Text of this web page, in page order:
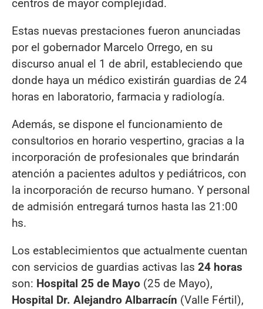
centros de mayor complejidad.
Estas nuevas prestaciones fueron anunciadas
por el gobernador Marcelo Orrego, en su
discurso anual el 1 de abril, estableciendo que
donde haya un médico existirán guardias de 24
horas en laboratorio, farmacia y radiología.
Además, se dispone el funcionamiento de
consultorios en horario vespertino, gracias a la
incorporación de profesionales que brindarán
atención a pacientes adultos y pediátricos, con
la incorporación de recurso humano. Y personal
de admisión entregará turnos hasta las 21:00
hs.
Los establecimientos que actualmente cuentan
con servicios de guardias activas las 24 horas
son: Hospital 25 de Mayo (25 de Mayo),
Hospital Dr. Alejandro Albarracín (Valle Fértil),